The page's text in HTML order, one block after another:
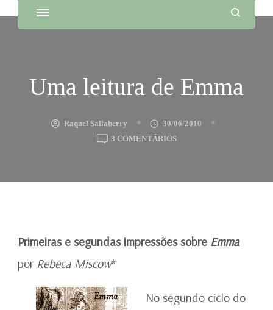
Uma leitura de Emma
Raquel Sallaberry
30/06/2010
3 COMENTÁRIOSEM
DE
Primeiras e segundas impressões sobre Emma
por Rebeca Miscow*
No segundo ciclo do